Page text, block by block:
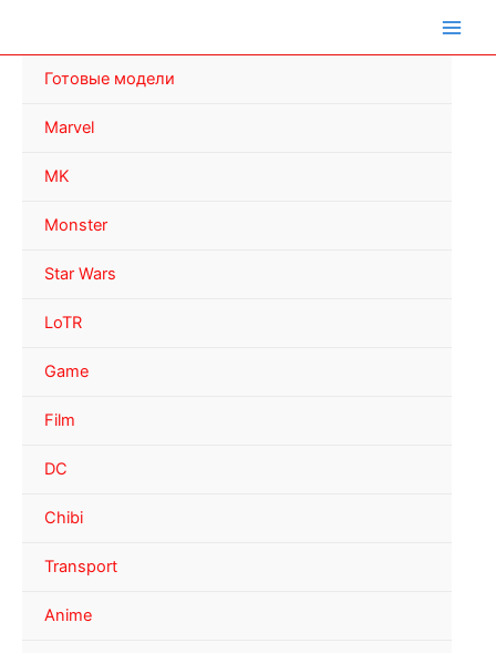
Готовые модели
Marvel
MK
Monster
Star Wars
LoTR
Game
Film
DC
Chibi
Transport
Anime